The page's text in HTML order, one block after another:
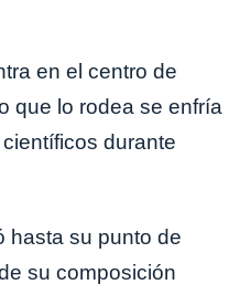
en el centro de
que lo rodea se enfría
durante
hasta su punto de
su composición